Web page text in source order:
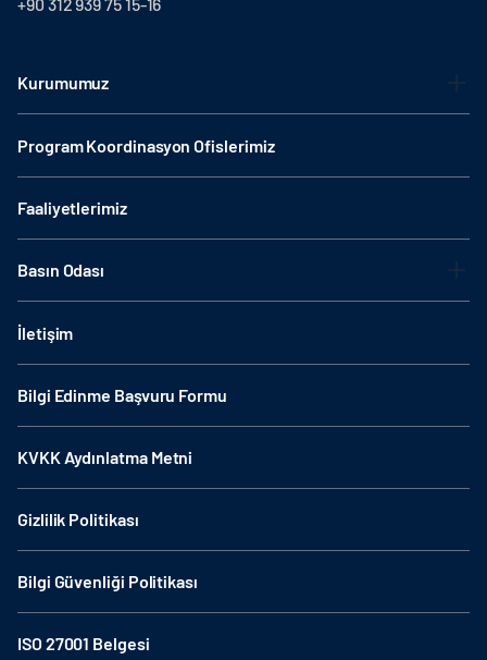
+90 312 939 75 15-16
Kurumumuz
Program Koordinasyon Ofislerimiz
Faaliyetlerimiz
Basın Odası
İletişim
Bilgi Edinme Başvuru Formu
KVKK Aydınlatma Metni
Gizlilik Politikası
Bilgi Güvenliği Politikası
ISO 27001 Belgesi